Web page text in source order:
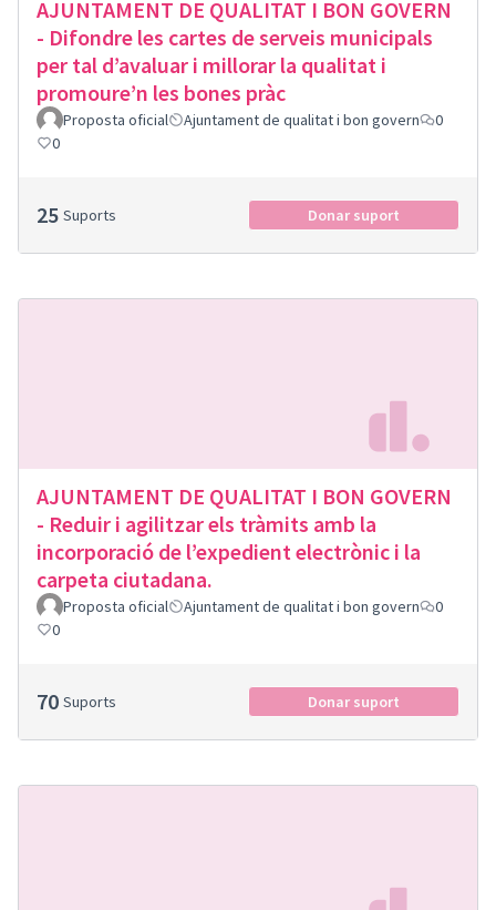
AJUNTAMENT DE QUALITAT I BON GOVERN
- Difondre les cartes de serveis municipals
per tal d’avaluar i millorar la qualitat i
promoure’n les bones pràc
Proposta oficial Ajuntament de qualitat i bon govern
0
0
25 Suports Donar suport
AJUNTAMENT DE QUALITAT I BON GOVERN
- Reduir i agilitzar els tràmits amb la
incorporació de l’expedient electrònic i la
carpeta ciutadana.
Proposta oficial Ajuntament de qualitat i bon govern
0
0
70 Suports Donar suport